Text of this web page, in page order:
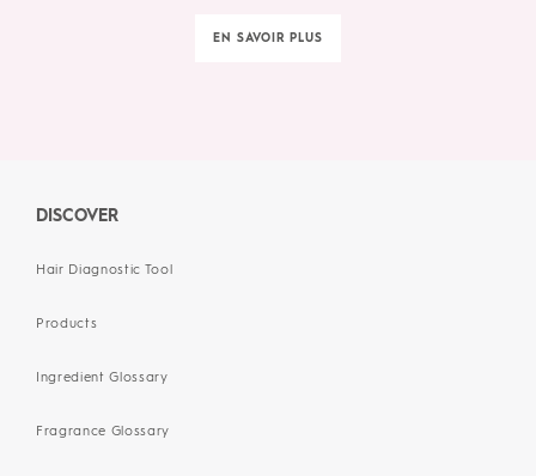
EN SAVOIR PLUS
DISCOVER
Hair Diagnostic Tool
Products
Ingredient Glossary
Fragrance Glossary